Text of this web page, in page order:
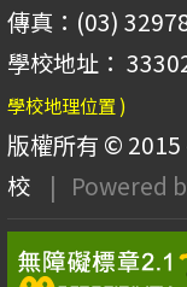
傳真：(03)
學校地址：
學校地理位置 )
版權所有 © 2015
校
| Powered